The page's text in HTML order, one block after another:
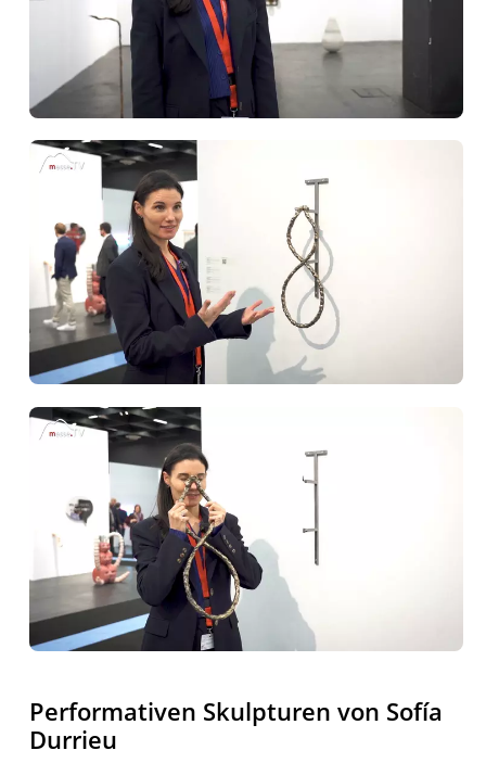
Performativen Skulpturen von Sofía
Durrieu